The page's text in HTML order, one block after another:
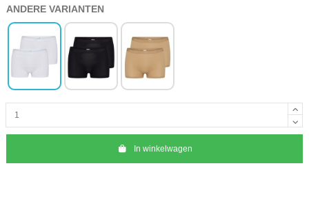
ANDERE VARIANTEN
In winkelwagen